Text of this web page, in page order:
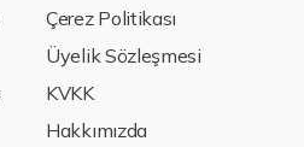
Çerez Politikası
Üyelik Sözleşmesi
KVKK
Hakkımızda